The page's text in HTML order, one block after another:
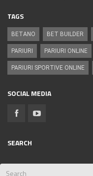
TAGS
BETANO BET BUILDER
PARIURI PARIURI ONLINE
PARIURI SPORTIVE ONLINE
SOCIAL MEDIA
SEARCH